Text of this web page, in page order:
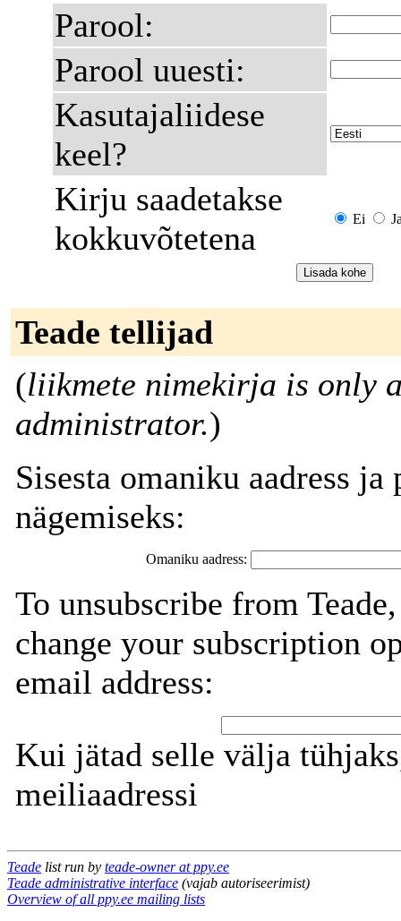
Parool:
Parool uuesti:
Kasutajaliidese
keel?
Kirju saadetakse
kokkuvõtetena
Ei
Teade tellijad
(liikmete nimekirja is only
administrator.)
Sisesta omaniku aadress
nägemiseks:
Omaniku aadress:
To unsubscribe from
change your subscription
email address:
Kui jätad selle välja
meiliaadressi
Teade list run by teade-owner at ppy.ee
Teade administrative interface (vajab autoriseerimist)
Overview of all ppy.ee mailing lists